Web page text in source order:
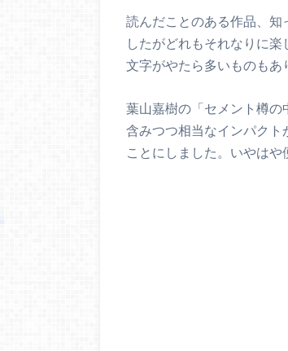
読んだことのある作品、知
したがどれもそれなりに
文字がやたら多いものもあ
葉山嘉樹の「セメント樽の
含みつつ相当なインパク
ことにしました。いやはや